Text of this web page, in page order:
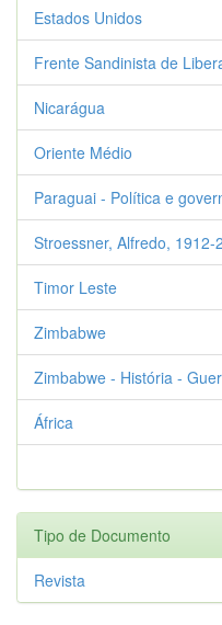
Estados Unidos
Frente Sandinista de
Nicarágua
Oriente Médio
Paraguai - Política e
Stroessner, Alfredo, 1912-
Timor Leste
Zimbabwe
Zimbabwe - História -
África
Tipo de Documento
Revista